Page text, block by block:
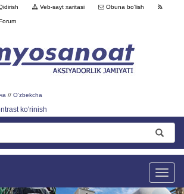
Veb-sayt xaritasi Obuna bo'lish
// O'zbekcha
ko'rinish
Toggle